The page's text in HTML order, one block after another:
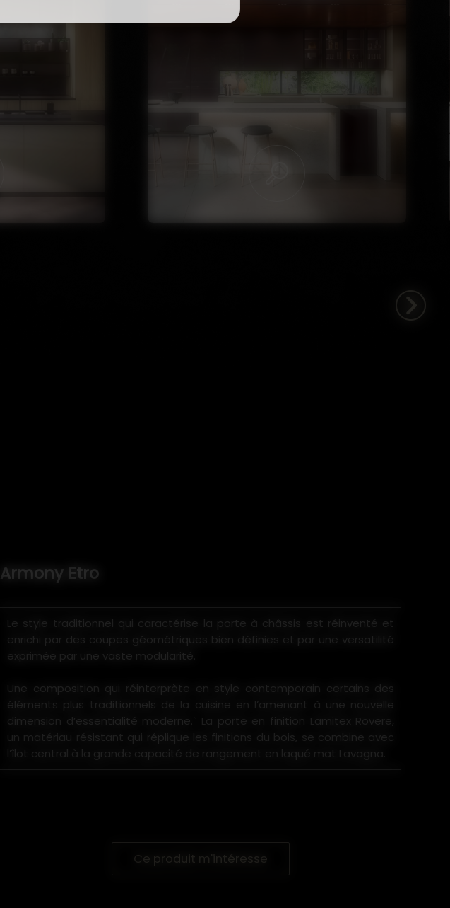
Armony Etro
Le style traditionnel qui caractérise la porte à châssis est réinventé et
enrichi par des coupes géométriques bien définies et par une versatilité
exprimée par une vaste modularité.
Une composition qui réinterprète en style contemporain certains des
éléments plus traditionnels de la cuisine en l’amenant à une nouvelle
dimension d’essentialité moderne.` La porte en finition Lamitex Rovere,
un matériau résistant qui réplique les finitions du bois, se combine avec
l’îlot central à la grande capacité de rangement en laqué mat Lavagna.
Ce produit m'intéresse